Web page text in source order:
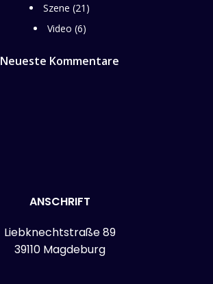
Szene (21)
Video (6)
Neueste Kommentare
ANSCHRIFT
Liebknechtstraße 89
39110 Magdeburg